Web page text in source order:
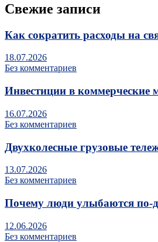
Свежие записи
Как сократить расходы на
18.07.2026
Без комментариев
Инвестиции в
16.07.2026
Без комментариев
Двухколесные грузовые
13.07.2026
Без комментариев
Почему люди улыбаются
12.06.2026
Без комментариев